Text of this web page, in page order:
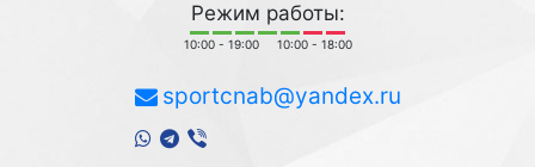
Режим работы:
10:00 - 19:00 10:00 - 18:00
sportcnab@yandex.ru